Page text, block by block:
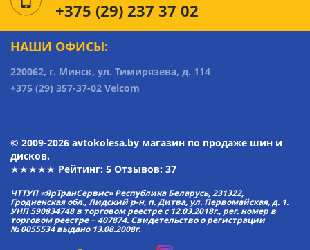
+375 (29) 237 37 02
НАШИ ОФИСЫ:
220062, г. Минск, ул. Тимирязева, д. 114
+375 (29) 357-37-02 Velcom
© 2009-2026 avtokolesa.by магазин по продаже шин и
дисков.
★★★★★ Рейтинг: 5 Отзывов: 37
ЧТТУП «ЯрТранСервис» Республика Беларусь, 231322,
Гродненская обл., Лидский р-н, п. Дитва, ул. Первомайская, д. 1.
УНП 590834748 в торговом реестре с 12.03.2018г., рег. номер в
торговом реестре − 407874. Свидетельство о регистрации
№ 0055534 выдано 13.08.2008г.